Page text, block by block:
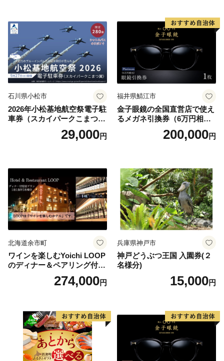
石川県小松市
2026年小松基地航空祭電子駐
車券（スカイパークこまつ
翼） 駐車場 シャトルバスの
りばすぐ 石川県 小松市
29,000円
福井県鯖江市
金子眼鏡の全国直営店で使え
るメガネ引換券（6万円相
当） Platinum200,000円
北海道余市町
ワインを楽しむYoichi LOOP
のディナー＆ペアリング付宿
泊プラン＜デラックスツイン
274,000円
兵庫県神戸市
神戸どうぶつ王国 入園券(２
名様分)
15,000円